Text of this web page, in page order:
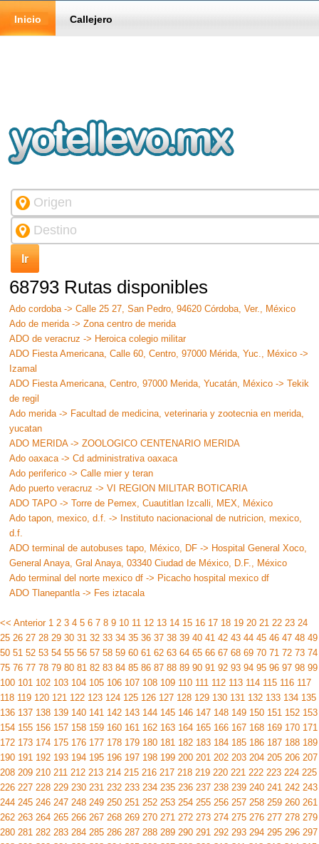
Inicio Callejero
68793 Rutas disponibles
Ado cordoba -> Calle 25 27, San Pedro, 94620 Córdoba, Ver., México
Ado de merida -> Zona centro de merida
ADO de veracruz -> Heroica colegio militar
ADO Fiesta Americana, Calle 60, Centro, 97000 Mérida, Yuc., México ->
Izamal
ADO Fiesta Americana, Centro, 97000 Merida, Yucatán, México -> Tekik
de regil
Ado merida -> Facultad de medicina, veterinaria y zootecnia en merida,
yucatan
ADO MERIDA -> ZOOLOGICO CENTENARIO MERIDA
Ado oaxaca -> Cd administrativa oaxaca
Ado periferico -> Calle mier y teran
Ado puerto veracruz -> VI REGION MILITAR BOTICARIA
ADO TAPO -> Torre de Pemex, Cuautitlan Izcalli, MEX, México
Ado tapon, mexico, d.f. -> Instituto nacionacional de nutricion, mexico,
d.f.
ADO terminal de autobuses tapo, México, DF -> Hospital General Xoco,
General Anaya, Gral Anaya, 03340 Ciudad de México, D.F., México
Ado terminal del norte mexico df -> Picacho hospital mexico df
ADO Tlanepantla -> Fes iztacala
<< Anterior 1 2 3 4 5 6 7 8 9 10 11 12 13 14 15 16 17 18 19 20 21 22 23 24
25 26 27 28 29 30 31 32 33 34 35 36 37 38 39 40 41 42 43 44 45 46 47 48 49
50 51 52 53 54 55 56 57 58 59 60 61 62 63 64 65 66 67 68 69 70 71 72 73 74
75 76 77 78 79 80 81 82 83 84 85 86 87 88 89 90 91 92 93 94 95 96 97 98 99
100 101 102 103 104 105 106 107 108 109 110 111 112 113 114 115 116 117
118 119 120 121 122 123 124 125 126 127 128 129 130 131 132 133 134 135
136 137 138 139 140 141 142 143 144 145 146 147 148 149 150 151 152 153
154 155 156 157 158 159 160 161 162 163 164 165 166 167 168 169 170 171
172 173 174 175 176 177 178 179 180 181 182 183 184 185 186 187 188 189
190 191 192 193 194 195 196 197 198 199 200 201 202 203 204 205 206 207
208 209 210 211 212 213 214 215 216 217 218 219 220 221 222 223 224 225
226 227 228 229 230 231 232 233 234 235 236 237 238 239 240 241 242 243
244 245 246 247 248 249 250 251 252 253 254 255 256 257 258 259 260 261
262 263 264 265 266 267 268 269 270 271 272 273 274 275 276 277 278 279
280 281 282 283 284 285 286 287 288 289 290 291 292 293 294 295 296 297